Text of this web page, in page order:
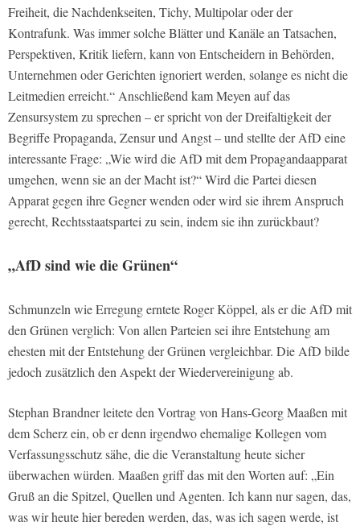
Freiheit, die Nachdenkseiten, Tichy, Multipolar oder der
Kontrafunk. Was immer solche Blätter und Kanäle an Tatsachen,
Perspektiven, Kritik liefern, kann von Entscheidern in Behörden,
Unternehmen oder Gerichten ignoriert werden, solange es nicht die
Leitmedien erreicht.“ Anschließend kam Meyen auf das
Zensursystem zu sprechen – er spricht von der Dreifaltigkeit der
Begriffe Propaganda, Zensur und Angst – und stellte der AfD eine
interessante Frage: „Wie wird die AfD mit dem Propagandaapparat
umgehen, wenn sie an der Macht ist?“ Wird die Partei diesen
Apparat gegen ihre Gegner wenden oder wird sie ihrem Anspruch
gerecht, Rechtsstaatspartei zu sein, indem sie ihn zurückbaut?
„AfD sind wie die Grünen“
Schmunzeln wie Erregung erntete Roger Köppel, als er die AfD mit
den Grünen verglich: Von allen Parteien sei ihre Entstehung am
ehesten mit der Entstehung der Grünen vergleichbar. Die AfD bilde
jedoch zusätzlich den Aspekt der Wiedervereinigung ab.
Stephan Brandner leitete den Vortrag von Hans-Georg Maaßen mit
dem Scherz ein, ob er denn irgendwo ehemalige Kollegen vom
Verfassungsschutz sähe, die die Veranstaltung heute sicher
überwachen würden. Maaßen griff das mit den Worten auf: „Ein
Gruß an die Spitzel, Quellen und Agenten. Ich kann nur sagen, das,
was wir heute hier bereden werden, das, was ich sagen werde, ist